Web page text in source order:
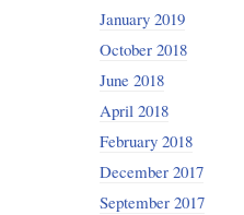
January 2019
October 2018
June 2018
April 2018
February 2018
December 2017
September 2017